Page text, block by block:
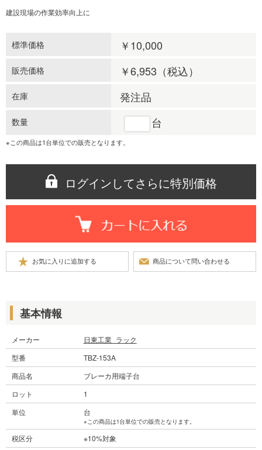
建設現場の作業効率向上に
標準価格 ￥10,000
販売価格 ￥6,953 （税込）
在庫 発注品
数量 台
※この商品は1台単位での販売となります。
ログインしてさらに特別価格
基本情報
メーカー
日東工業_ラック
型番
TBZ-153A
商品名
ブレーカ用端子台
ロット
1
単位
台
※この商品は1台単位での販売となります。
税区分
※10%対象